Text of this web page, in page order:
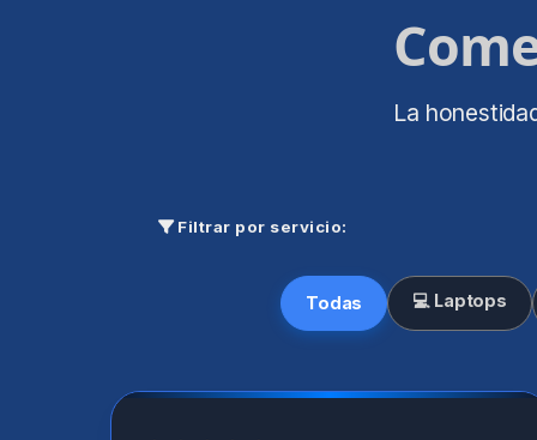
La
Filtrar por servicio:
Todas 💻 Laptops